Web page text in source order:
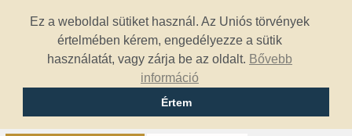
Ez a weboldal sütiket használ. Az Uniós törvények
értelmében kérem, engedélyezze a sütik
használatát, vagy zárja be az oldalt. Bővebb
információ
Értem